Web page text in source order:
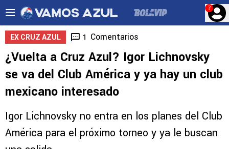
?
EX CRUZ AZUL 1 Comentarios
¿Vuelta a Cruz Azul? Igor Lichnovsky
se va del Club América y ya hay un club
mexicano interesado
Igor Lichnovsky no entra en los planes del Club
América para el próximo torneo y ya le buscan